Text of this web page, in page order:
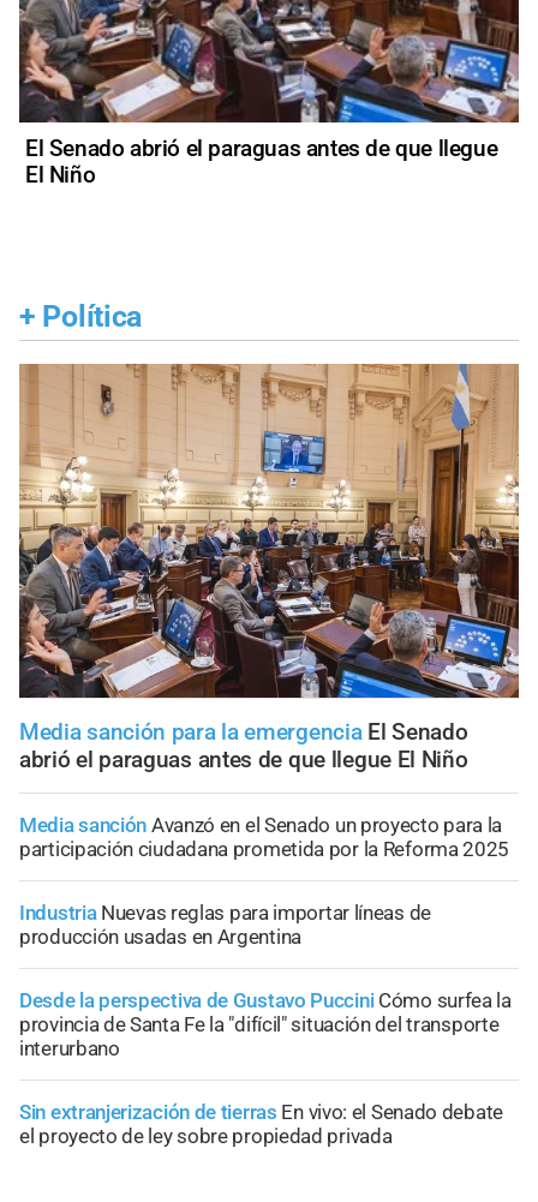
El Senado abrió el paraguas antes de que llegue
El Niño
+ Política
Media sanción para la emergencia El Senado
abrió el paraguas antes de que llegue El Niño
Media sanción Avanzó en el Senado un proyecto para la
participación ciudadana prometida por la Reforma 2025
Industria Nuevas reglas para importar líneas de
producción usadas en Argentina
Desde la perspectiva de Gustavo Puccini Cómo surfea la
provincia de Santa Fe la "difícil" situación del transporte
interurbano
Sin extranjerización de tierras En vivo: el Senado debate
el proyecto de ley sobre propiedad privada